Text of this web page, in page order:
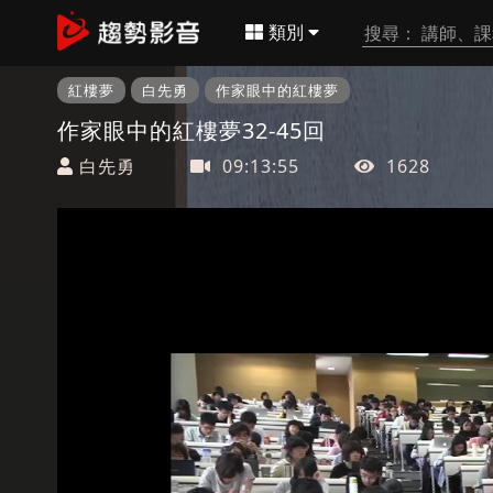
類別
紅樓夢 白先勇 作家眼中的紅樓夢
作家眼中的紅樓夢32-45回
白先勇 09:13:55 1628